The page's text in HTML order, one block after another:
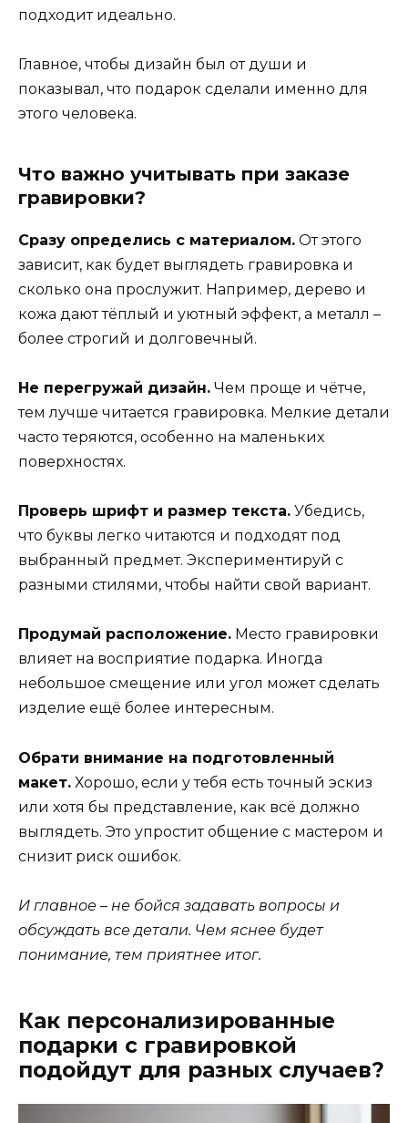
подходит идеально.
Главное, чтобы дизайн был от души и
показывал, что подарок сделали именно для
этого человека.
Что важно учитывать при заказе
гравировки?
Сразу определись с материалом. От этого
зависит, как будет выглядеть гравировка и
сколько она прослужит. Например, дерево и
кожа дают тёплый и уютный эффект, а металл –
более строгий и долговечный.
Не перегружай дизайн. Чем проще и чётче,
тем лучше читается гравировка. Мелкие детали
часто теряются, особенно на маленьких
поверхностях.
Проверь шрифт и размер текста. Убедись,
что буквы легко читаются и подходят под
выбранный предмет. Экспериментируй с
разными стилями, чтобы найти свой вариант.
Продумай расположение. Место гравировки
влияет на восприятие подарка. Иногда
небольшое смещение или угол может сделать
изделие ещё более интересным.
Обрати внимание на подготовленный
макет. Хорошо, если у тебя есть точный эскиз
или хотя бы представление, как всё должно
выглядеть. Это упростит общение с мастером и
снизит риск ошибок.
И главное – не бойся задавать вопросы и
обсуждать все детали. Чем яснее будет
понимание, тем приятнее итог.
Как персонализированные
подарки с гравировкой
подойдут для разных случаев?